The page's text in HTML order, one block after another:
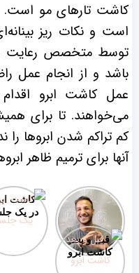
کاشت تارهای مو
است و نکات ریز
توسط متخصص رعایت
باشد و از انجام عمل
عمل کاشت ابرو
می‌خواهند. تا برای
کم تراکم شدن ابروها را
آنها برای ترمیم ظاهر
کاشت مو
میکروگرافت
کاشت
در یک
قبل و بعد
کاشت ابرو